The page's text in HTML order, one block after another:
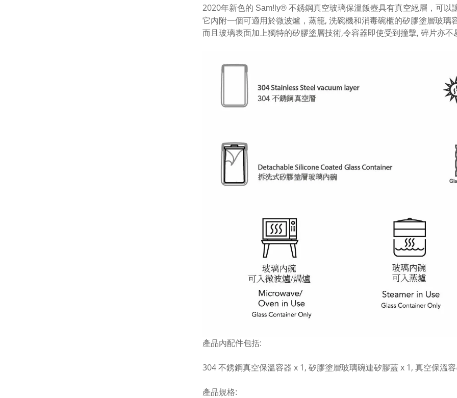
2020年新色的 Sam!ly® 不銹鋼真空玻璃保溫飯壺具有真空絕層， 可以
它內附一個可適用於微波爐，蒸籠, 洗碗機和消毒碗櫃的矽膠塗層玻璃
而且玻璃表面加上獨特的矽膠塗層技術,令容器即使受到撞擊, 碎片亦
產品內配件包括:
304 不銹鋼真空保溫容器 x 1, 矽膠塗層玻璃碗連矽膠蓋 x 1, 真空保溫
產品規格: